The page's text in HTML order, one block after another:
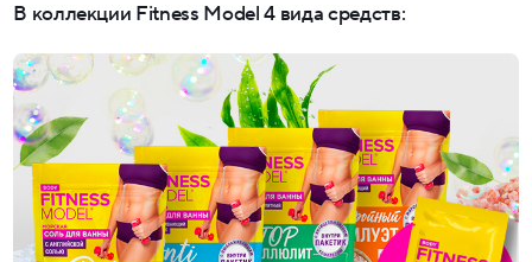
В коллекции Fitness Model 4 вида средств: